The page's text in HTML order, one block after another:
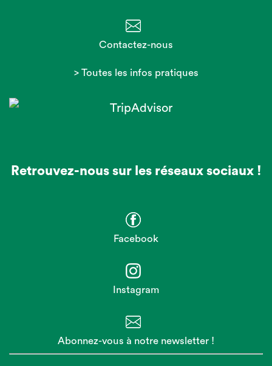
Contactez-nous
> Toutes les infos pratiques
Retrouvez-nous sur les réseaux sociaux !
Facebook
Instagram
Abonnez-vous à notre newsletter !